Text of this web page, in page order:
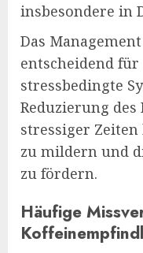
insbesondere in
Das
entscheidend
stressbedingte
Reduzierung
stressiger Zeiten
zu mildern und
zu fördern.
Häufige